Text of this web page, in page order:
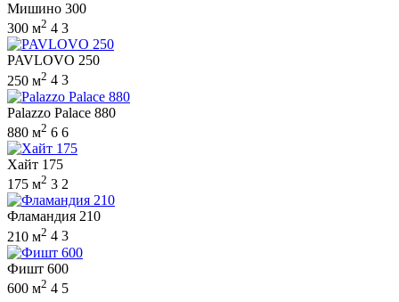
Мишино 300
300 м2 4 3
PAVLOVO 250
250 м2 4 3
Palazzo Palace 880
880 м2 6 6
Хайт 175
175 м2 3 2
Фламандия 210
210 м2 4 3
Фишт 600
600 м2 4 5